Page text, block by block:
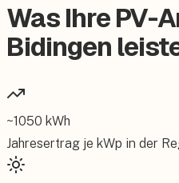
Was Ihre PV-
Bidingen
~1050 kWh
Jahresertrag je kWp in der